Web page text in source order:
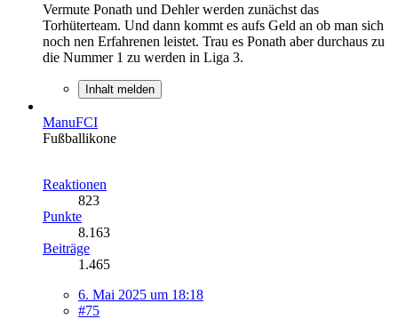
Vermute Ponath und Dehler werden zunächst das
Torhüterteam. Und dann kommt es aufs Geld an ob man sich
noch nen Erfahrenen leistet. Trau es Ponath aber durchaus zu
die Nummer 1 zu werden in Liga 3.
Inhalt melden
ManuFCI
Fußballikone
Reaktionen
823
Punkte
8.163
Beiträge
1.465
6. Mai 2025 um 18:18
#75